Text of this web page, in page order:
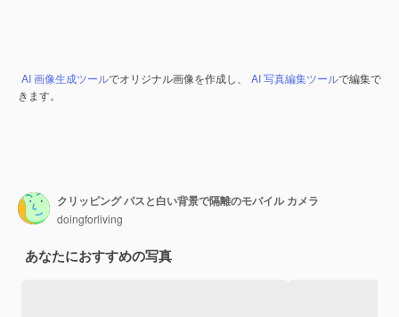
AI 画像生成ツールでオリジナル画像を作成し、 AI 写真編集ツールで編集で
きます。
クリッピング パスと白い背景で隔離のモバイル カメラ
doingforliving
あなたにおすすめの写真